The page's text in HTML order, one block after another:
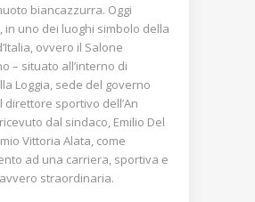
biancazzurra. Oggi
in uno dei luoghi simbolo della
ovvero il Salone
– situato all’interno di
Loggia, sede del governo
direttore sportivo dell’An
dal sindaco, Emilio Del
Vittoria Alata, come
ad una carriera, sportiva e
straordinaria.